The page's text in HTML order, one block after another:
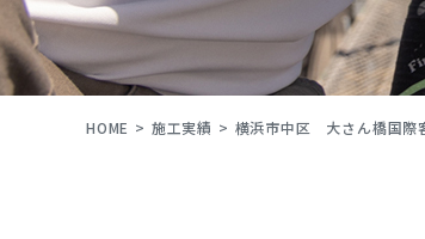
HOME 施工実績 横浜市中区 大さん橋国際